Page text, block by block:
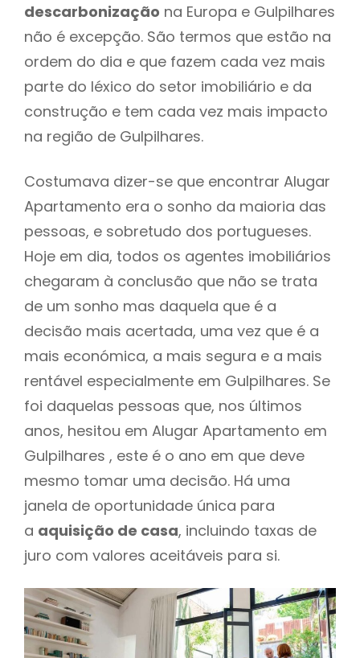
descarbonização na Europa e Gulpilhares
não é excepção. São termos que estão na
ordem do dia e que fazem cada vez mais
parte do léxico do setor imobiliário e da
construção e tem cada vez mais impacto
na região de Gulpilhares.
Costumava dizer-se que encontrar Alugar
Apartamento era o sonho da maioria das
pessoas, e sobretudo dos portugueses.
Hoje em dia, todos os agentes imobiliários
chegaram à conclusão que não se trata
de um sonho mas daquela que é a
decisão mais acertada, uma vez que é a
mais económica, a mais segura e a mais
rentável especialmente em Gulpilhares. Se
foi daquelas pessoas que, nos últimos
anos, hesitou em Alugar Apartamento em
Gulpilhares , este é o ano em que deve
mesmo tomar uma decisão. Há uma
janela de oportunidade única para
a aquisição de casa, incluindo taxas de
juro com valores aceitáveis para si.